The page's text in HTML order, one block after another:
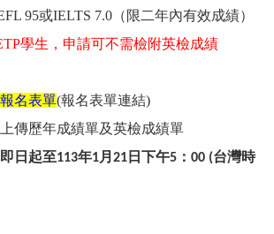
95或IELTS 7.0（限二年內有效成績）
學生，申請可不需檢附英檢成績
名表單(報名表單連結)
傳歷年成績單及英檢成績單
即日起至113年1月21 日下午5 ：00 (台灣時